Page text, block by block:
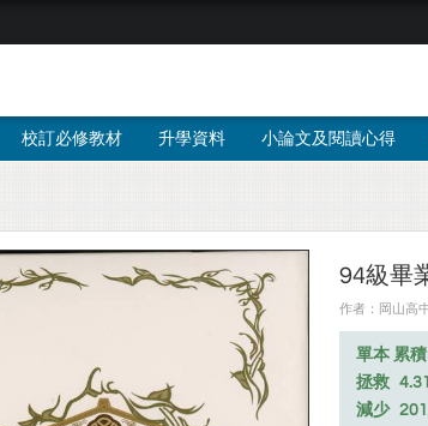
校訂必修教材 升學資料 小論文及閱讀心得
94級畢
作者：岡山高
單本 累積
拯救 4.31
減少